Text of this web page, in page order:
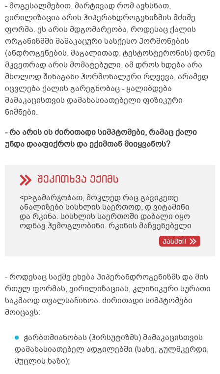
- მოგესალმებით. მარტივად რომ ავხსნათ,
ვირილიზაცია არის ჰიპერანდროგენიზმის მძიმე
ფორმა. ეს არის მდგომარეობა, როდესაც ქალის
ორგანიზმში მამაკაცური სასქესო ჰორმონების
(ანდროგენების, მაგალითად, ტესტოსტერონის) დონე
მკვეთრად არის მომატებული. ამ დროს ხდება არა
მხოლოდ შინაგანი ჰორმონალური რღვევა, არამედ
იცვლება ქალის გარეგნობაც - ყალიბდება
მამაკაცისთვის დამახასიათებელი ფიზიკური
ნიშნები.
- რა არის ის ძირითადი სიმპტომები, რამაც ქალი
უნდა დააფიქროს და ექიმთან მიიყვანოს?
შეკითხვა ექიმს
<p>გამარჯობათ, მოკლედ რაც გავიკეთე
ანალიზები სისხლის საერთოდ, დ ვიტამინი
და რკინა. სისხლის საერთოში დაბალი იყო
ოდნავ ჰემოგლობინი. რკინის მაჩვენებელი
5,4 მაქვს.(23წლის გოგოს, ციკლის ბოლო
დღეს გავიკეთე ანალიზეები დიდცვლილებას
გადავდე)დ ვიტამინი-19. დავიწყე დალევა
დეტრივიტი ფორტე 5000იუ. და რკინისთვის
სორბიფერ დურულეს. რამდენად კარგი
წამლებია და დაახლოებით რამდენხანში
უნდა ვიგრძნო შვება დამღალა ასე
ცხოვრებამ ხალისიანი დღეები მომენატრა
მდგომარეობაზე ვარ ჩაციკლული რაღაც არ
მაძლეევს ბედნიერების საშუალებას.
ყველაფერს ვაკეთებ რობოტივით სიზმარში
მგონია თავი იმდენი მქოდეს ამ
პასუხი
- როდესაც საქმე ეხება ჰიპერანდროგენიზმს და მის
რთულ ფორმას, ვირილიზაციას, კლინიკური სურათი
საკმაოდ თვალსაჩინოა. ძირითადი სიმპტომები
მოიცავს:
ჭარბთმიანობას (ჰირსუტიზმს) მამაკაცისთვის
დამახასიათებელ ადგილებში (სახე, გულმკერდი,
მუცლის ხაზი);